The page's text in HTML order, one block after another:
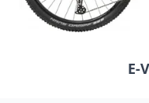
E-